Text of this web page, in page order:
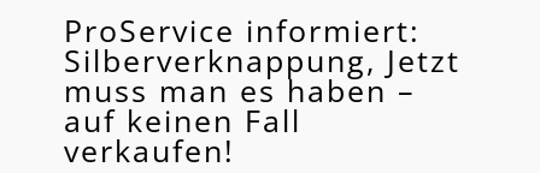
ProService informiert:
Silberverknappung, Jetzt
muss man es haben –
auf keinen Fall
verkaufen!